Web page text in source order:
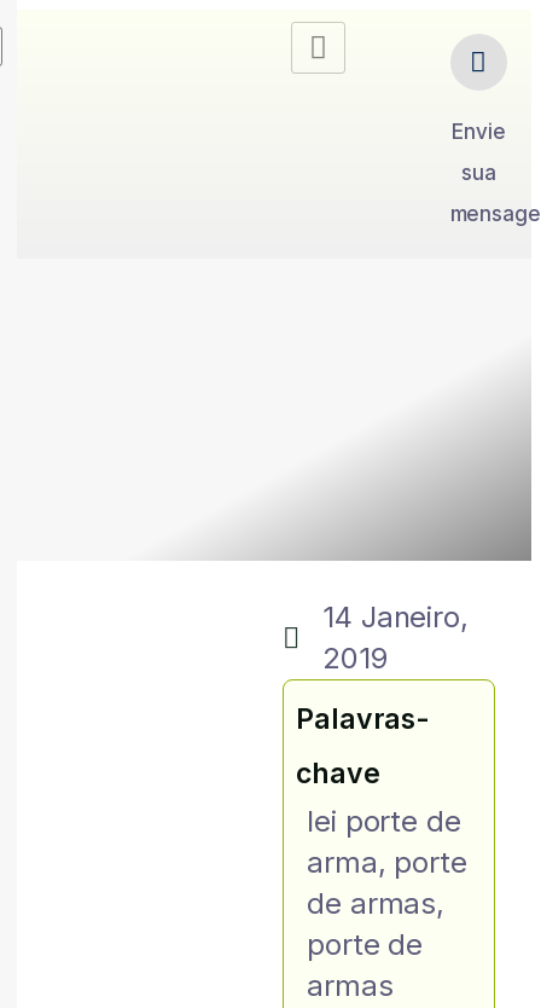
Envie
sua
14 Janeiro,
2019
Palavras-
chave
lei porte de
arma, porte
de armas,
porte de
armas